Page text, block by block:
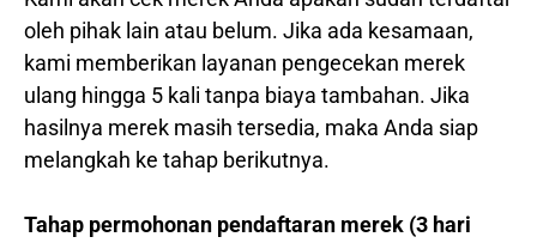
oleh pihak lain atau belum. Jika ada kesamaan,
kami memberikan layanan pengecekan merek
ulang hingga 5 kali tanpa biaya tambahan. Jika
hasilnya merek masih tersedia, maka Anda siap
melangkah ke tahap berikutnya.
Tahap permohonan pendaftaran merek (3 hari